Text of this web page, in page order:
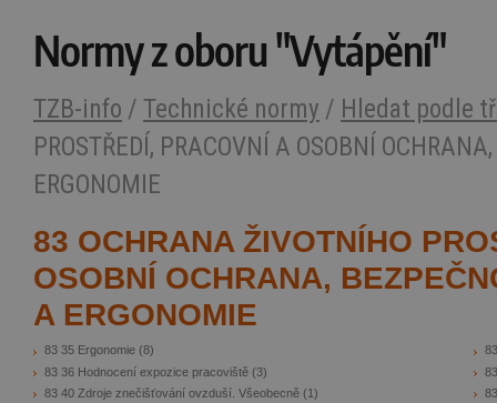
Normy z oboru "Vytápění"
TZB-info / Technické normy / Hledat podle
PROSTŘEDÍ, PRACOVNÍ A OSOBNÍ
ERGONOMIE
83 OCHRANA ŽIVOTNÍHO
OSOBNÍ OCHRANA,
A ERGONOMIE
83 35 Ergonomie (8)
83 36 Hodnocení expozice pracoviště (3)
83 40 Zdroje znečišťování ovzduší. Všeobecně (1)